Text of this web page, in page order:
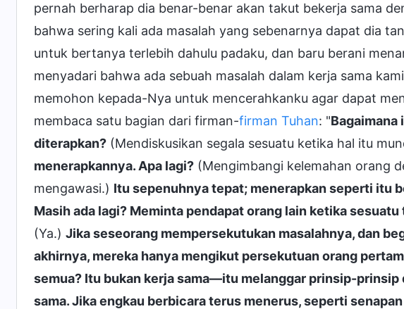
pernah berharap dia benar-benar akan takut bekerja sama
bahwa sering kali ada masalah yang sebenarnya dapat dia
untuk bertanya terlebih dahulu padaku, dan baru berani
menyadari bahwa ada sebuah masalah dalam kerja sama
memohon kepada-Nya untuk mencerahkanku agar dapat
membaca satu bagian dari firman-firman Tuhan: "Bagaimana
diterapkan? (Mendiskusikan segala sesuatu ketika hal itu
menerapkannya. Apa lagi? (Mengimbangi kelemahan orang
mengawasi.) Itu sepenuhnya tepat; menerapkan seperti itu
Masih ada lagi? Meminta pendapat orang lain ketika
(Ya.) Jika seseorang mempersekutukan masalahnya, dan
akhirnya, mereka hanya mengikut persekutuan orang
semua? Itu bukan kerja sama—itu melanggar prinsip-prinsip
sama. Jika engkau berbicara terus menerus, seperti